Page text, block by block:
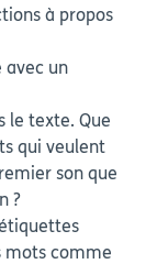
à propos
avec un
le texte. Que
qui veulent
son que
?
mots comme